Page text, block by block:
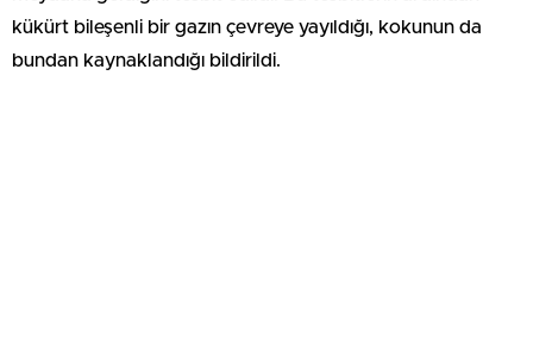
kükürt bileşenli bir gazın çevreye yayıldığı, kokunun da
bundan kaynaklandığı bildirildi.